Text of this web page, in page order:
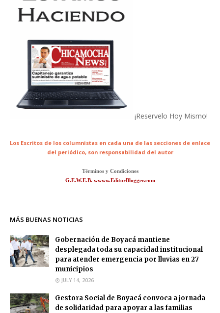
¡Reservelo Hoy Mismo!
Los Escritos de los columnistas en cada una de las secciones de enlace
del periódico, son responsabilidad del autor
Términos y Condiciones
G.E.W.E.B. wwww.EditorBlogger.com
MÁS BUENAS NOTICIAS
Gobernación de Boyacá mantiene
desplegada toda su capacidad institucional
para atender emergencia por lluvias en 27
municipios
JULY 14, 2026
Gestora Social de Boyacá convoca a jornada
de solidaridad para apoyar a las familias